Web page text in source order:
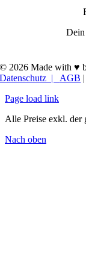
© 2026 Made with ♥
Datenschutz |AGB
Page load link
Alle Preise exkl. der
Nach oben